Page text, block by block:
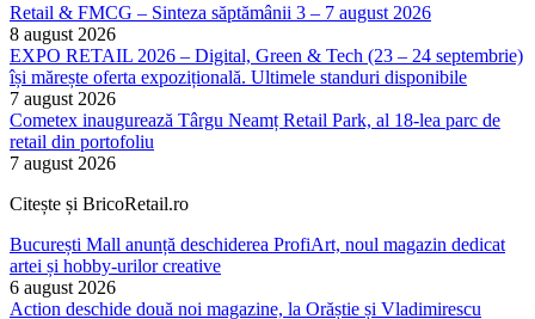
Retail & FMCG – Sinteza săptămânii 3 – 7 august 2026
8 august 2026
EXPO RETAIL 2026 – Digital, Green & Tech (23 – 24 septembrie)
își mărește oferta expozițională. Ultimele standuri disponibile
7 august 2026
Cometex inaugurează Târgu Neamț Retail Park, al 18-lea parc de
retail din portofoliu
7 august 2026
Citește și BricoRetail.ro
București Mall anunță deschiderea ProfiArt, noul magazin dedicat
artei și hobby-urilor creative
6 august 2026
Action deschide două noi magazine, la Orăștie și Vladimirescu